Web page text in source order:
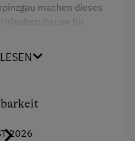
Internetanschluss
machen dieses
für
erreichen Sie die
Lift.
2026